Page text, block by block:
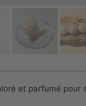
et parfumé